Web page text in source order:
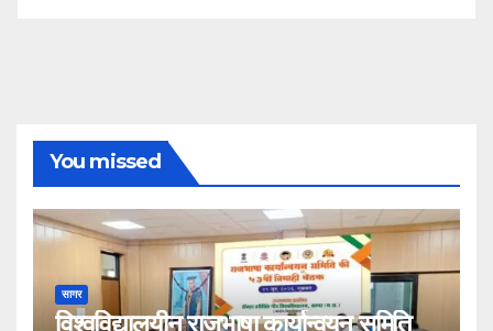
You missed
सागर
विश्वविद्यालयीन राजभाषा कार्यान्वयन समिति